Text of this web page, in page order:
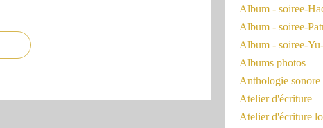
Album - soiree-
Album - soiree-
Album - soiree-
Albums photos
Anthologie sonore
Atelier d'écriture
Atelier d'écriture